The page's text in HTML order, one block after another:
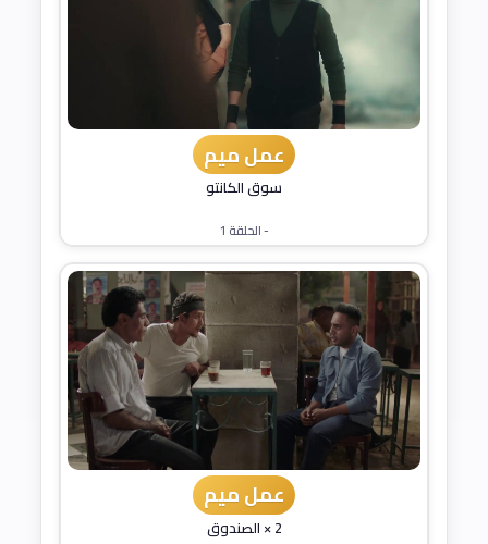
عمل ميم
سوق الكانتو
- الحلقة 1
عمل ميم
2 × الصندوق